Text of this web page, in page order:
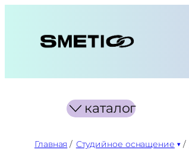
содержимому
каталог
Главная / Студийное оснащение /